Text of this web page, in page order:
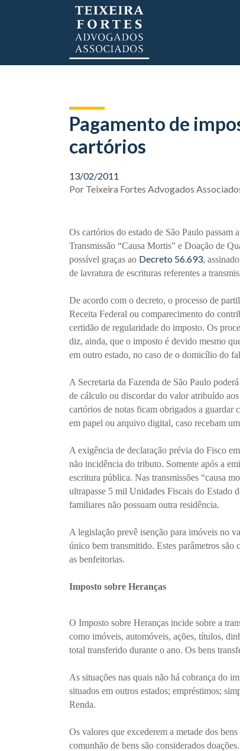
Pagamento de
cartórios
13/02/2011
Por Teixeira Fortes Advogados
Os cartórios do estado de São Paulo
Transmissão “Causa Mortis” e Doação de
possível graças ao Decreto 56.693,
de lavratura de escrituras referentes a
De acordo com o decreto, o processo de
Receita Federal ou comparecimento do
certidão de regularidade do imposto. Os
diz, ainda, que o imposto é devido mesmo
em outro estado, no caso de o domicílio do
A Secretaria da Fazenda de São Paulo
de cálculo ou discordar do valor atribuído
cartórios de notas ficam obrigados a guardar
em papel ou arquivo digital, caso recebam
A exigência de declaração prévia do Fisco
não incidência do tributo. Somente após a
escritura pública. Nas transmissões “causa
ultrapasse 5 mil Unidades Fiscais do Estado
familiares não possuam outra residência.
A legislação prevê isenção para imóveis no
único bem transmitido. Estes parâmetros
as benfeitorias.
Imposto sobre Heranças
O Imposto sobre Heranças incide sobre a
como imóveis, automóveis, ações, títulos,
total transferido durante o ano. Os bens
As situações nas quais não há cobrança do
situados em outros estados; empréstimos;
Renda.
Os valores que excederem a metade dos
comunhão de bens são considerados